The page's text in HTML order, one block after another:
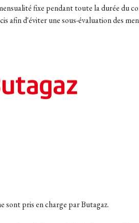
fixe pendant toute la durée du
afin d'éviter une sous-évaluation des
sont pris en charge par Butagaz.